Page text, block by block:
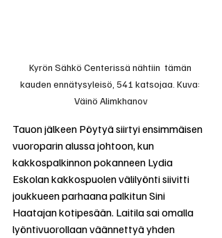
Kyrön Sähkö Centerissä nähtiin  tämän
kauden ennätysyleisö, 541 katsojaa. Kuva:
Väinö Alimkhanov
Tauon jälkeen Pöytyä siirtyi ensimmäisen
vuoroparin alussa johtoon, kun
kakkospalkinnon pokanneen Lydia
Eskolan kakkospuolen välilyönti siivitti
joukkueen parhaana palkitun Sini
Haatajan kotipesään. Laitila sai omalla
lyöntivuorollaan väännettyä yhden